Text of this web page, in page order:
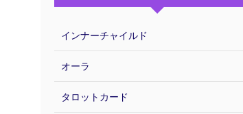
インナーチャイルド
オーラ
タロットカード